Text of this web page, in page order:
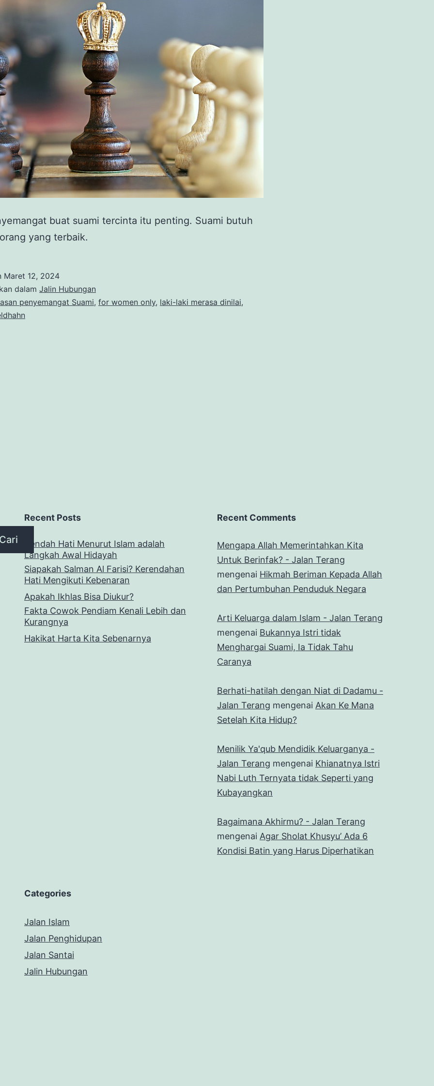
buat suami tercinta itu penting. Suami butuh
yang terbaik.
Maret 12, 2024
dalam Jalin Hubungan
penyemangat Suami, for women only, laki-laki merasa dinilai,
Recent Posts
Rendah Hati Menurut Islam adalah
Langkah Awal Hidayah
Siapakah Salman Al Farisi? Kerendahan
Hati Mengikuti Kebenaran
Apakah Ikhlas Bisa Diukur?
Fakta Cowok Pendiam Kenali Lebih dan
Kurangnya
Hakikat Harta Kita Sebenarnya
Recent Comments
Mengapa Allah Memerintahkan Kita
Untuk Berinfak? - Jalan Terang
mengenai Hikmah Beriman Kepada Allah
dan Pertumbuhan Penduduk Negara
Arti Keluarga dalam Islam - Jalan Terang
mengenai Bukannya Istri tidak
Menghargai Suami, Ia Tidak Tahu
Caranya
Berhati-hatilah dengan Niat di Dadamu -
Jalan Terang mengenai Akan Ke Mana
Setelah Kita Hidup?
Menilik Ya'qub Mendidik Keluarganya -
Jalan Terang mengenai Khianatnya Istri
Nabi Luth Ternyata tidak Seperti yang
Kubayangkan
Bagaimana Akhirmu? - Jalan Terang
mengenai Agar Sholat Khusyu’ Ada 6
Kondisi Batin yang Harus Diperhatikan
Categories
Jalan Islam
Jalan Penghidupan
Jalan Santai
Jalin Hubungan